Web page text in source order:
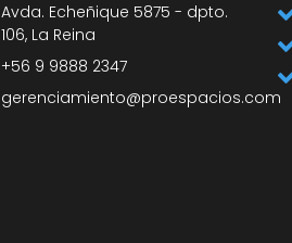
Avda. Echeñique 5875 - dpto.
106, La Reina
+56 9 9888 2347
gerenciamiento@proespacios.com